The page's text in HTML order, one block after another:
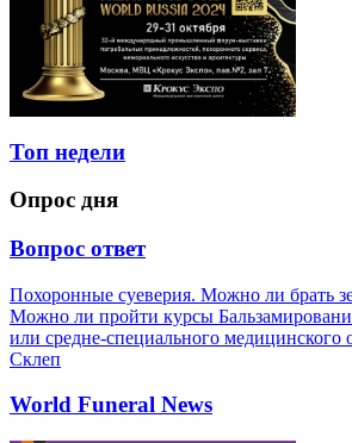
Топ недели
Опрос дня
Вопрос ответ
Похоронные суеверия. Можно ли брать
Можно ли пройти курсы
или средне-специального медицинского
Склеп
World Funeral News